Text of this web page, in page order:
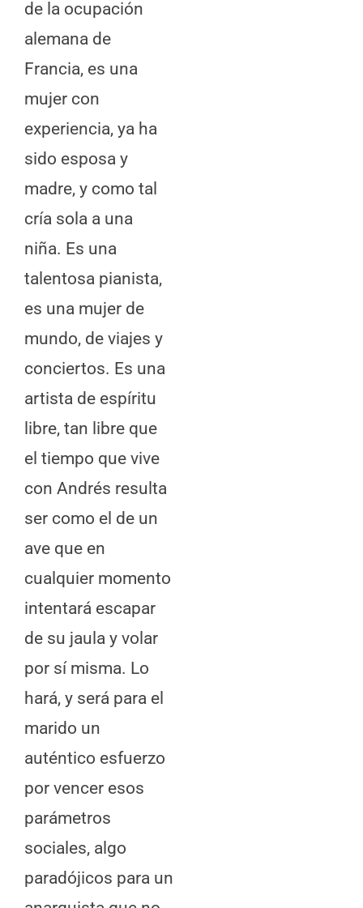
de la ocupación
alemana de
Francia, es una
mujer con
experiencia, ya ha
sido esposa y
madre, y como tal
cría sola a una
niña. Es una
talentosa pianista,
es una mujer de
mundo, de viajes y
conciertos. Es una
artista de espíritu
libre, tan libre que
el tiempo que vive
con Andrés resulta
ser como el de un
ave que en
cualquier momento
intentará escapar
de su jaula y volar
por sí misma. Lo
hará, y será para el
marido un
auténtico esfuerzo
por vencer esos
parámetros
sociales, algo
paradójicos para un